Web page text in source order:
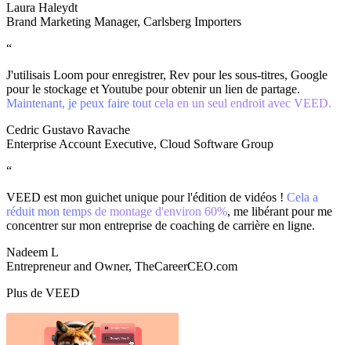
Laura Haleydt
Brand Marketing Manager, Carlsberg Importers
“
J'utilisais Loom pour enregistrer, Rev pour les sous-titres, Google
pour le stockage et Youtube pour obtenir un lien de partage.
Maintenant, je peux faire tout cela en un seul endroit avec VEED.
Cedric Gustavo Ravache
Enterprise Account Executive, Cloud Software Group
“
VEED est mon guichet unique pour l'édition de vidéos ! Cela a
réduit mon temps de montage d'environ 60%, me libérant pour me
concentrer sur mon entreprise de coaching de carrière en ligne.
Nadeem L
Entrepreneur and Owner, TheCareerCEO.com
Plus de VEED